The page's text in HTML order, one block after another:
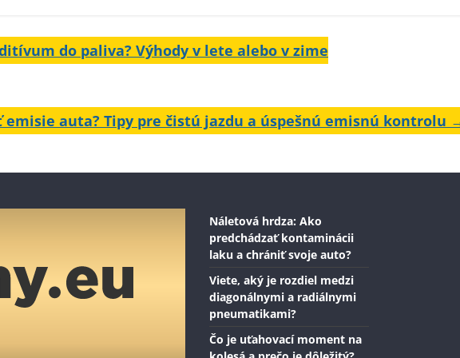
do paliva? Výhody v lete alebo v zime
emisie auta? Tipy pre čistú jazdu a úspešnú emisnú kontrolu
Náletová hrdza: Ako
predchádzať kontaminácii
laku a chrániť svoje auto?
Viete, aký je rozdiel medzi
diagonálnymi a radiálnymi
pneumatikami?
Čo je uťahovací moment na